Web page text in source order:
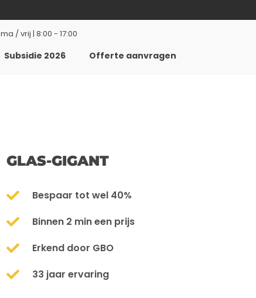
ma / vrij | 8:00 - 17:00
Subsidie 2026 Offerte aanvragen
GLAS-GIGANT
Bespaar tot wel 40%
Binnen 2 min een prijs
Erkend door GBO
33 jaar ervaring